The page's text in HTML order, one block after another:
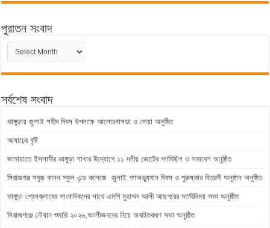
পুরাতন সংবাদ
পুরাতন
সংবাদ
সর্বশেষ সংবাদ
ভাঙ্গুড়ায় জুলাই শহীদ দিবস উপলক্ষে আলোচনাসভা ও দোয়া অনুষ্ঠিত
আষাঢ়ের বৃষ্টি
জামায়াতে ইসলামীর ভাঙ্গুড়া শাখার উদ্যোগে ১১ দলীয় জোটের গণমিছিল ও সমাবেশ অনুষ্ঠিত
সিরাজগঞ্জ সবুজ কানন স্কুল এন্ড কলেজে জুলাই গণঅভ্যুথান দিবস ও পুরুষ্কার বিতরনী অনুষ্ঠান অনুষ্ঠিত
ভাঙ্গুড়া প্রেসক্লাবের সাংবাদিকদের সাথে এমপি মুহাম্মদ আলী আছগরের মতবিনিময় সভা অনুষ্ঠিত
সিরাজগঞ্জে নৌযান শুমারি ২০২৬,অংশীজনদের নিয়ে অবহিতকরণ সভা অনুষ্ঠিত